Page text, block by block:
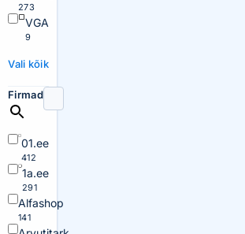
273
VGA
9
Vali kõik
Firmad
01.ee
412
1a.ee
291
Alfashop
141